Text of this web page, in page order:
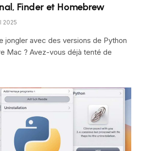
Finder et Homebrew
2025
jongler avec des versions de Python
Mac ? Avez-vous déjà tenté de